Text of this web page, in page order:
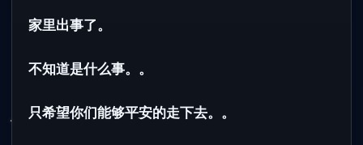
家里出事了。
不知道是什么事。。
只希望你们能够平安的走下去。。